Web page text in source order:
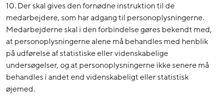
10. Der skal gives den fornødne instruktion til de
medarbejdere, som har adgang til personoplysningerne.
Medarbejderne skal i den forbindelse gøres bekendt med,
at personoplysningerne alene må behandles med henblik
på udførelse af statistiske eller videnskabelige
undersøgelser, og at personoplysningerne ikke senere må
behandles i andet end videnskabeligt eller statistisk
øjemed.